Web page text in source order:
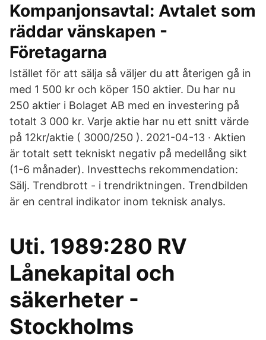
Kompanjonsavtal: Avtalet som
räddar vänskapen -
Företagarna
Istället för att sälja så väljer du att återigen gå in
med 1 500 kr och köper 150 aktier. Du har nu
250 aktier i Bolaget AB med en investering på
totalt 3 000 kr. Varje aktie har nu ett snitt värde
på 12kr/aktie ( 3000/250 ). 2021-04-13 · Aktien
är totalt sett tekniskt negativ på medellång sikt
(1-6 månader). Investtechs rekommendation:
Sälj. Trendbrott - i trendriktningen. Trendbilden
är en central indikator inom teknisk analys.
Uti. 1989:280 RV
Lånekapital och
säkerheter -
Stockholms